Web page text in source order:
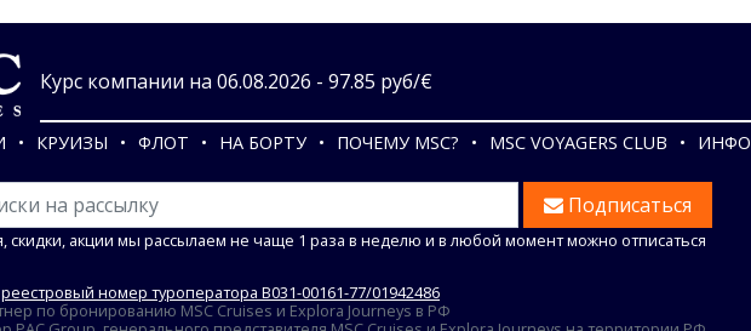
Курс компании на 06.08.2026 - 97.85 руб/€
КРУИЗЫ ФЛОТ НА БОРТУ ПОЧЕМУ MSC? MSC VOYAGERS CLUB ИНФО
Подписаться
акции мы рассылаем не чаще 1 раза в неделю и в любой момент можно отписаться
реестровый номер туроператора В031-00161-77/01942486
по бронированию MSC Cruises и Explora Journeys в РФ